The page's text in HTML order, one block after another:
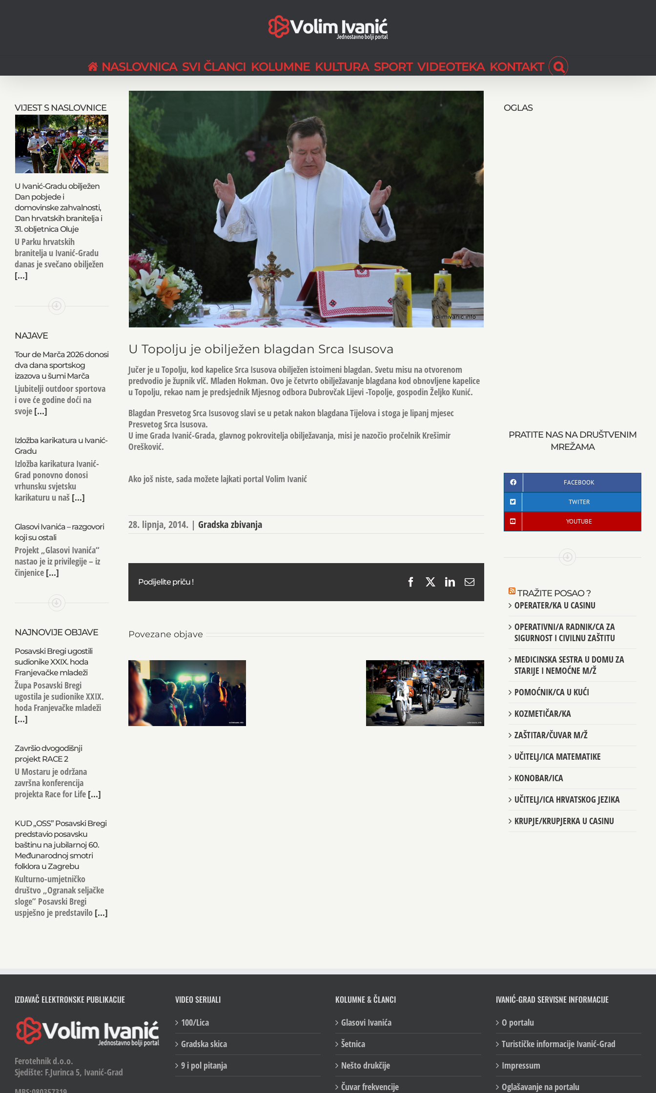
NASLOVNICA SVI ČLANCI KOLUMNE KULTURA SPORT VIDEOTEKA KONTAKT
View
Larger
Image
U Topolju je obilježen blagdan Srca Isusova
Jučer je u Topolju, kod kapelice Srca Isusova obilježen istoimeni blagdan. Svetu misu na otvorenom
predvodio je župnik vlč. Mladen Hokman. Ovo je četvrto obilježavanje blagdana kod obnovljene kapelice
u Topolju, rekao nam je predsjednik Mjesnog odbora Dubrovčak Lijevi -Topolje, gospodin Željko Kunić.
Blagdan Presvetog Srca Isusovog slavi se u petak nakon blagdana Tijelova i stoga je lipanj mjesec
Presvetog Srca Isusova.
U ime Grada Ivanić-Grada, glavnog pokrovitelja obilježavanja, misi je nazočio pročelnik Krešimir
Orešković.
Ako još niste, sada možete lajkati portal Volim Ivanić
28. lipnja, 2014. | Gradska zbivanja
Podijelite priču ! Facebook
X LinkedIn
Email
Povezane objave
VIJEST S NASLOVNICE
U Ivanić-Gradu obilježen
Dan pobjede i
domovinske zahvalnosti,
Dan hrvatskih branitelja i
31. obljetnica Oluje
U Parku hrvatskih
branitelja u Ivanić-Gradu
danas je svečano obilježen
[...]
NAJAVE
Tour de Marča 2026 donosi
dva dana sportskog
izazova u šumi Marča
Ljubitelji outdoor sportova
i ove će godine doći na
svoje[...]
Izložba karikatura u Ivanić-
Gradu
Izložba karikatura Ivanić-
Grad ponovno donosi
vrhunsku svjetsku
karikaturu u naš[...]
Glasovi Ivanića – razgovori
koji su ostali
Projekt „Glasovi Ivanića“
nastao je iz privilegije – iz
činjenice[...]
NAJNOVIJE OBJAVE
Posavski Bregi ugostili
sudionike XXIX. hoda
Franjevačke mladeži
Župa Posavski Bregi
ugostila je sudionike XXIX.
hoda Franjevačke mladeži
[...]
Završio dvogodišnji
projekt RACE 2
U Mostaru je održana
završna konferencija
projekta Race for Life[...]
KUD „OSS” Posavski Bregi
predstavio posavsku
baštinu na jubilarnoj 60.
Međunarodnoj smotri
folklora u Zagrebu
Kulturno-umjetničko
društvo „Ogranak seljačke
sloge” Posavski Bregi
uspješno je predstavilo[...]
OGLAS
PRATITE NAS NA DRUŠTVENIM
MREŽAMA
FACEBOOK
TWITER
YOUTUBE
TRAŽITE POSAO ?
OPERATER/KA U CASINU
OPERATIVNI/A RADNIK/CA ZA
SIGURNOST I CIVILNU ZAŠTITU
MEDICINSKA SESTRA U DOMU ZA
STARIJE I NEMOĆNE M/Ž
POMOĆNIK/CA U KUĆI
KOZMETIČAR/KA
ZAŠTITAR/ČUVAR M/Ž
UČITELJ/ICA MATEMATIKE
KONOBAR/ICA
UČITELJ/ICA HRVATSKOG JEZIKA
KRUPJE/KRUPJERKA U CASINU
IZDAVAČ ELEKTRONSKE PUBLIKACIJE
Ferotehnik d.o.o.
Sjedište: F.Jurinca 5, Ivanić-Grad
VIDEO SERIJALI
100/Lica
Gradska skica
9 i pol pitanja
KOLUMNE & ČLANCI
Glasovi Ivanića
Šetnica
Nešto drukčije
Čuvar frekvencije
IVANIĆ-GRAD SERVISNE INFORMACIJE
O portalu
Turističke informacije Ivanić-Grad
Impressum
Oglašavanje na portalu